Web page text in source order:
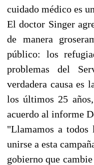
cuidado médico es
El doctor Singer
de manera
público: los
problemas del
verdadera causa es
los últimos 25
acuerdo al informe
"Llamamos a todos
unirse a esta
gobierno que